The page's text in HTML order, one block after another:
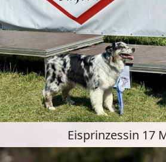
Eisprinzessin 17